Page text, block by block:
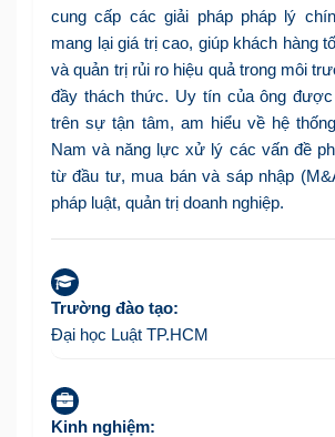
cung cấp các giải pháp pháp lý
mang lại giá trị cao, giúp khách hàng
và quản trị rủi ro hiệu quả trong môi
đầy thách thức. Uy tín của ông
trên sự tận tâm, am hiểu về hệ
Nam và năng lực xử lý các vấn đề
từ đầu tư, mua bán và sáp nhập
pháp luật, quản trị doanh nghiệp.
Trường đào tạo:
Đại học Luật TP.HCM
Kinh nghiệm: